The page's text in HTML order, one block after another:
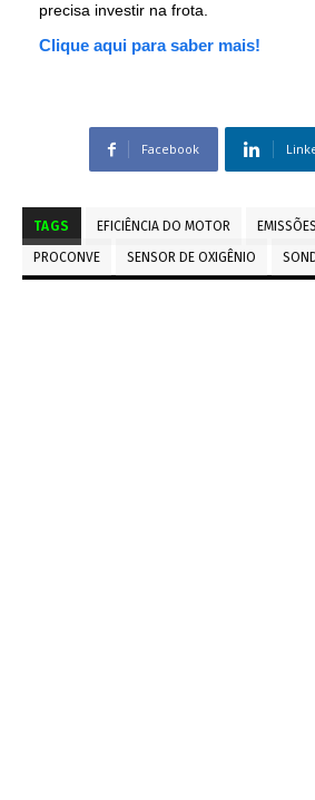
precisa investir na frota.
Clique aqui para saber mais!
Facebook
TAGS EFICIÊNCIA DO MOTOR
PROCONVE
SENSOR DE OXIGÊNIO